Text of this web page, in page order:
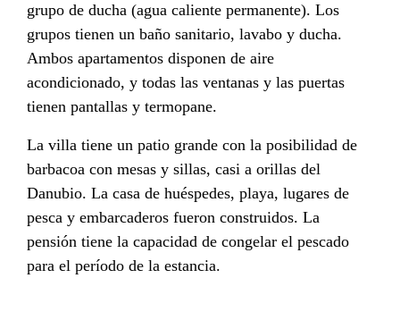
grupo de ducha (agua caliente permanente). Los
grupos tienen un baño sanitario, lavabo y ducha.
Ambos apartamentos disponen de aire
acondicionado, y todas las ventanas y las puertas
tienen pantallas y termopane.
La villa tiene un patio grande con la posibilidad de
barbacoa con mesas y sillas, casi a orillas del
Danubio. La casa de huéspedes, playa, lugares de
pesca y embarcaderos fueron construidos. La
pensión tiene la capacidad de congelar el pescado
para el período de la estancia.